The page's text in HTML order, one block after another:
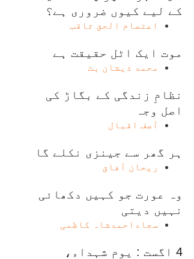
کے لیے کیوں ضروری ہے؟
اعتصام الحق ثاقب
موت ایک اٹل حقیقت ہے
محمد ذیشان بٹ
نظامِ زندگی کے بگاڑ کی
اصل وجہ
آصف اقبال
ہر گھر سے جینزی نکلے گا
ریحان آفاق
وہ عورت جو کہیں دکھائی
نہیں دیتی
سجاداحمدشاہ کاظمی
4 اگست : یومِ شہداء،